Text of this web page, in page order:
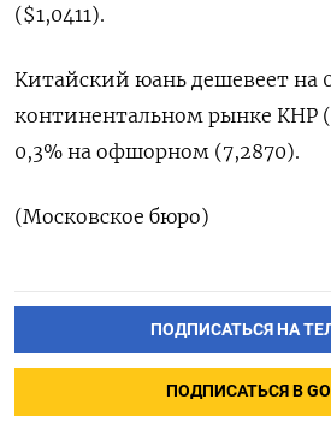
($1,0411).
Китайский юань дешевеет на
континентальном рынке КНР
0,3% на офшорном (7,2870).
(Московское бюро)
ПОДПИСАТЬСЯ НА
ПОДПИСАТЬСЯ В